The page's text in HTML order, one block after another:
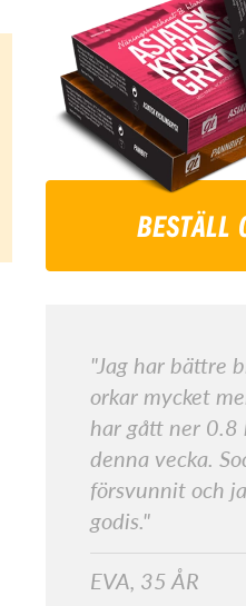
BESTÄLL
"Jag har bättre
orkar mycket
har gått ner 0.8
denna vecka.
försvunnit och
godis."
EVA, 35 ÅR